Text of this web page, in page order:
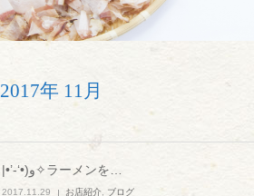
2017年 11月
|•’-‘•)و✧ラーメンを…
2017.11.29 お店紹介 ブログ